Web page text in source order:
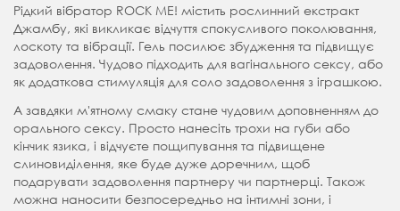
Рідкий вібратор ROCK ME! містить рослинний екстракт
Джамбу, які викликає відчуття спокусливого поколювання,
лоскоту та вібрації. Гель посилює збудження та підвищує
задоволення. Чудово підходить для вагінального сексу, або
як додаткова стимуляція для соло задоволення з іграшкою.
А завдяки м'ятному смаку стане чудовим доповненням до
орального сексу. Просто нанесіть трохи на губи або
кінчик язика, і відчуєте пощипування та підвищене
слиновиділення, яке буде дуже доречним, щоб
подарувати задоволення партнеру чи партнерці. Також
можна наносити безпосередньо на інтимні зони, і